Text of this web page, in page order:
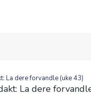
La dere